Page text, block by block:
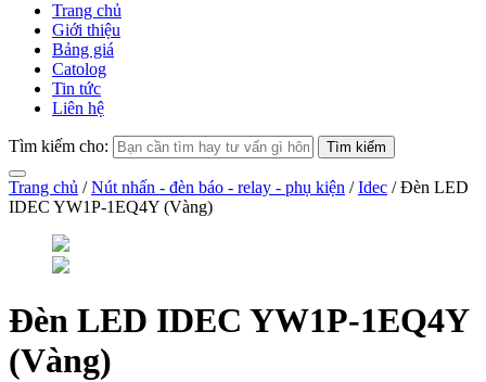
Trang chủ
Giới thiệu
Bảng giá
Catolog
Tin tức
Liên hệ
Tìm kiếm cho:
Trang chủ /Nút nhấn - đèn báo - relay - phụ kiện /Idec / Đèn LED
IDEC YW1P-1EQ4Y (Vàng)
Đèn LED IDEC YW1P-1EQ4Y
(Vàng)